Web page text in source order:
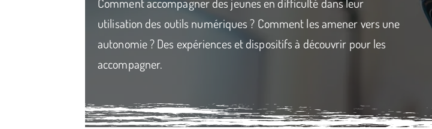
utilisation des outils numériques ? Comment les amener vers une
autonomie ? Des expériences et dispositifs à découvrir pour les
accompagner.